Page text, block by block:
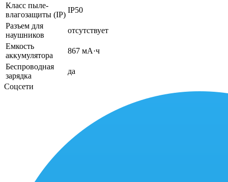
Класс пыле-
влагозащиты (IP)
IP50
Разъем для
наушников
отсутствует
Емкость
аккумулятора
867 мА·ч
Беспроводная
зарядка
да
Соцсети